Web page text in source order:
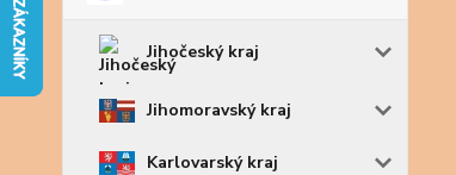
Jihočeský kraj
Jihomoravský kraj
Karlovarský kraj